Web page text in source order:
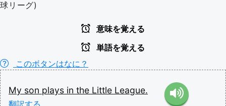
球リーグ)
意味を覚える
単語を覚える
このボタンはなに？
My son plays in the Little League.
翻訳する